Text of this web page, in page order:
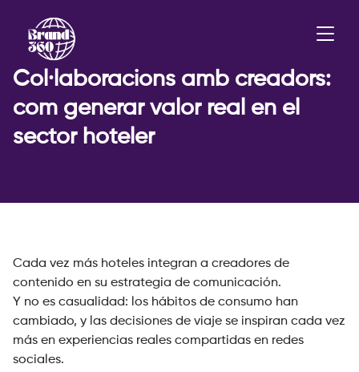
Col·laboracions amb creadors:
com generar valor real en el
sector hoteler
Cada vez más hoteles integran a creadores de
contenido en su estrategia de comunicación.
Y no es casualidad: los hábitos de consumo han
cambiado, y las decisiones de viaje se inspiran cada vez
más en experiencias reales compartidas en redes
sociales.